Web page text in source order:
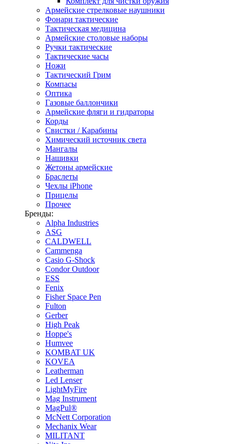
Армейские стрелковые наушники
Фонари тактические
Тактическая медицина
Армейские столовые наборы
Ручки тактические
Тактические часы
Ножи
Тактический Грим
Компасы
Оптика
Газовые баллончики
Армейские фляги и гидраторы
Корды
Свистки / Карабины
Химический источник света
Мангалы
Нашивки
Жетоны армейские
Браслеты
Чехлы iPhone
Прицелы
Прочее
Бренды:
Alpha Industries
ASG
CALDWELL
Cammenga
Casio G-Shock
Condor Outdoor
ESS
Fenix
Fisher Space Pen
Fulton
Gerber
High Peak
Hoppe's
Humvee
KOMBAT UK
KOVEA
Leatherman
Led Lenser
LightMyFire
Mag Instrument
MagPul®
McNett Corporation
Mechanix Wear
MILITANT